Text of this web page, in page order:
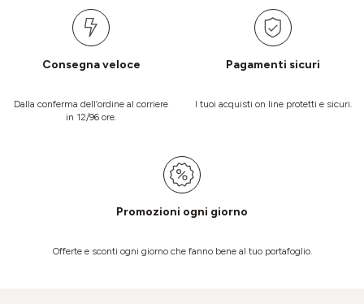
Consegna veloce
Dalla conferma dell’ordine al corriere
in 12/96 ore.
Pagamenti sicuri
I tuoi acquisti on line protetti e sicuri.
Promozioni ogni giorno
Offerte e sconti ogni giorno che fanno bene al tuo portafoglio.